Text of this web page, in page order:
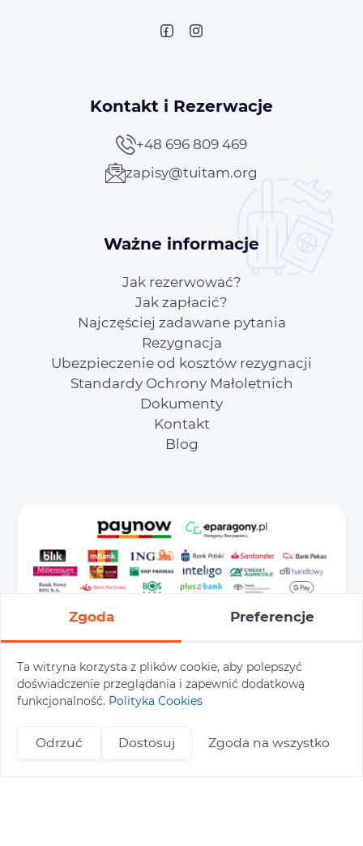
Kontakt i Rezerwacje
+48 696 809 469
zapisy@tuitam.org
Ważne informacje
Jak rezerwować?
Jak zapłacić?
Najczęściej zadawane pytania
Rezygnacja
Ubezpieczenie od kosztów rezygnacji
Standardy Ochrony Małoletnich
Dokumenty
Kontakt
Blog
Preferencje cookies Polityka prywatności
Polityka cookies
Zgoda Preferencje
Ta witryna korzysta z plików cookie, aby polepszyć
doświadczenie przeglądania i zapewnić dodatkową
funkcjonalność. Polityka Cookies
Odrzuć Dostosuj Zgoda na wszystko